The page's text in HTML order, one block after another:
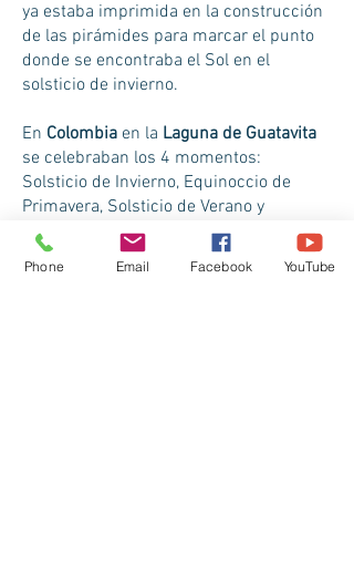
ya estaba imprimida en la construcción
de las pirámides para marcar el punto
donde se encontraba el Sol en el
solsticio de invierno.
En Colombia en la Laguna de Guatavita
se celebraban los 4 momentos:
Solsticio de Invierno, Equinoccio de
Primavera, Solsticio de Verano y
Equinoccio de Otoño.
Phone Email Facebook YouTube